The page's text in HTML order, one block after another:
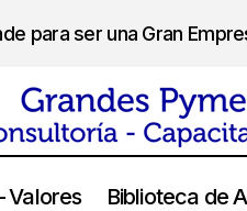
para ser una Gran
Valores Biblioteca de